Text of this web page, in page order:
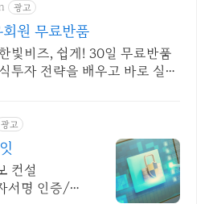
광고
원 무료반품
빛비즈, 쉽게! 30일 무료반품
투자 전략을 배우고 바로 실
광고
컨설
서명 인증/보